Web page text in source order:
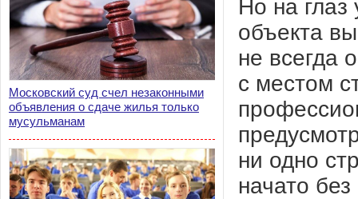
Московский суд счел незаконными
объявления о сдаче жилья только
мусульманам
Но на глаз
объекта
не всегда
с местом
ни одно
начато